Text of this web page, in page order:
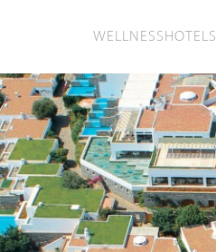
WELLNESSHOTELS